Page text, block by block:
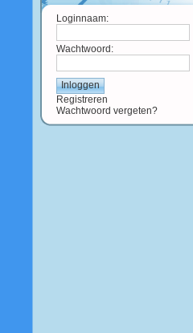
Loginnaam:
Wachtwoord:
Registreren
Wachtwoord vergeten?